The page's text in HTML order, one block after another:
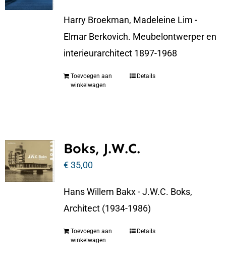
Harry Broekman, Madeleine Lim -
Elmar Berkovich. Meubelontwerper en
interieurarchitect 1897-1968
Toevoegen aan
winkelwagen
Details
Boks, J.W.C.
€35,00
Hans Willem Bakx - J.W.C. Boks,
Architect (1934-1986)
Toevoegen aan
winkelwagen
Details